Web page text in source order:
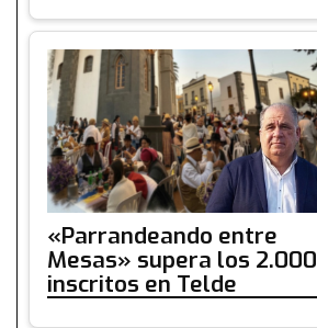
«Parrandeando entre
Mesas» supera los 2.000
inscritos en Telde